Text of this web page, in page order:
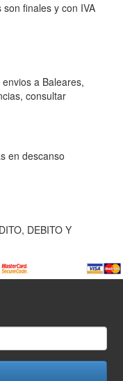
finales y con IVA
a Baleares,
consultar
en descanso
DEBITO Y